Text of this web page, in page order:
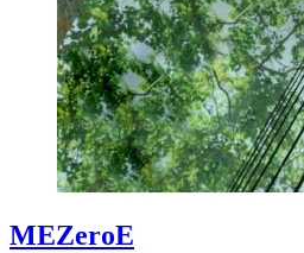
MEZeroE